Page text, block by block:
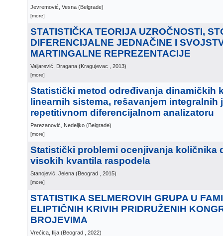
Jevremović, Vesna (Belgrade)
[more]
STATISTIČKA TEORIJA UZROČNOSTI,
DIFERENCIJALNE JEDNAČINE I
MARTINGALNE REPREZENTACIJE
Valjarević, Dragana (Kragujevac , 2013)
[more]
Statistički metod određivanja dinamičkih
linearnih sistema, rešavanjem integralnih
repetitivnom diferencijalnom analizatoru
Parezanović, Nedeljko (Belgrade)
[more]
Statistički problemi ocenjivanja količnika
visokih kvantila raspodela
Stanojević, Jelena (Beograd , 2015)
[more]
STATISTIKA SELMEROVIH GRUPA U
ELIPTIČNIH KRIVIH PRIDRUŽENIH
BROJEVIMA
Vrećica, Ilija (Beograd , 2022)